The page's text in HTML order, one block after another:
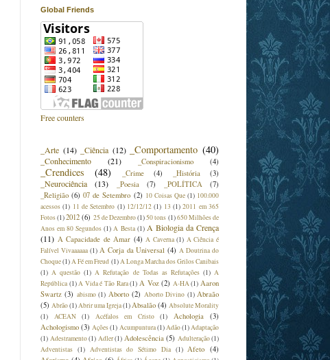
Global Friends
Free counters
_Arte (14) _Ciência (12) _Comportamento (40)
_Conhecimento (21) _Conspiracionismo (4)
_Crendices (48) _Crime (4) _História (3)
_Neurociência (13) _Poesia (7) _POLÍTICA
(7)
_Religião (6) 07 de Setembro (2) 10 Coisas Que (1) 100.000
acessos (1) 11 de Setembro (1) 12/12/12 (1) 13 (1) 2011 em 365
Fotos(1)2012 (6) 25 de Dezembro(1)50 tons (1)650 Milhões de
Anos em 80 Segundos (1) A Besta (1) A Biologia da Crença
(11) A Capacidade de Amar (4) A Caverna (1) A Ciência é
Falível Vivaaaaaa (1) A Corja da Universal (4) A Doutrina do
Choque(1)A Fé em Freud (1)A Longa Marcha dos Grilos Canibais
(1) A questão (1) A Refutação de Todas as Refutações (1) A
República (1) A Vida é Tão Rara (1) A Voz (2) A-HA (1) Aaron
Swartz (3) abismo (1) Aborto (2) Aborto Divino (1) Abraão
(5) Abrão(1)Abrir uma Igreja(1)Absalão (4) Absolute Morality
(1)
ACEAN (1) Acéfalos em Cristo (1) Achologia
(3)
Achologismo (3) Ações(1) Acumpuntura(1)Adão(1)Adaptação
(1) Adestramento(1) Adler(1) Adolescência (5) Adulteração(1)
Adventistas (1) Adventistas do Sétimo Dia (1) Afeto (4)